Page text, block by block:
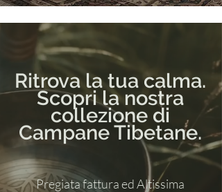
Ritrova la tua calma.
Scopri la nostra
collezione di
Campane Tibetane.
Pregiata fattura ed Altissima